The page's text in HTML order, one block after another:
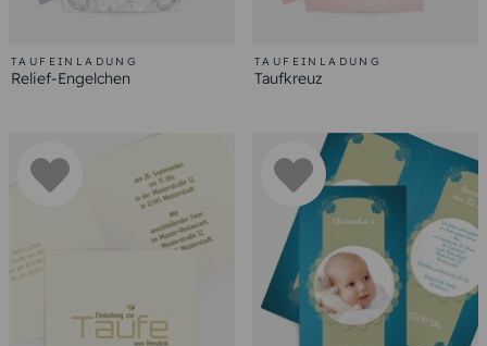
TAUFEINLADUNG
Relief-Engelchen
TAUFEINLADUNG
Taufkreuz